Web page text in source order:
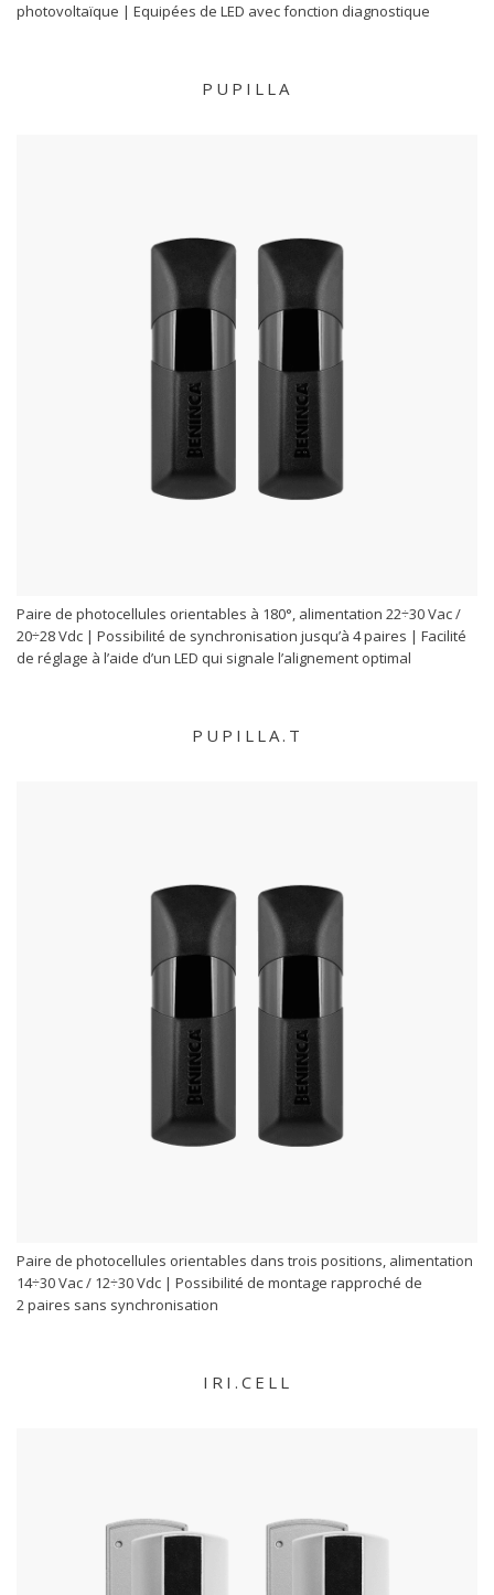
photovoltaïque | Equipées de LED avec fonction diagnostique
PUPILLA
Paire de photocellules orientables à 180°, alimentation 22÷30 Vac /
20÷28 Vdc | Possibilité de synchronisation jusqu’à 4 paires | Facilité
de réglage à l’aide d’un LED qui signale l’alignement optimal
PUPILLA.T
Paire de photocellules orientables dans trois positions, alimentation
14÷30 Vac / 12÷30 Vdc | Possibilité de montage rapproché de
2 paires sans synchronisation
IRI.CELL